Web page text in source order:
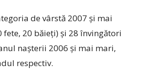
de vârstă 2007 și mai
20 băieți) și 28 învingători
nașterii 2006 și mai mari,
respectiv.